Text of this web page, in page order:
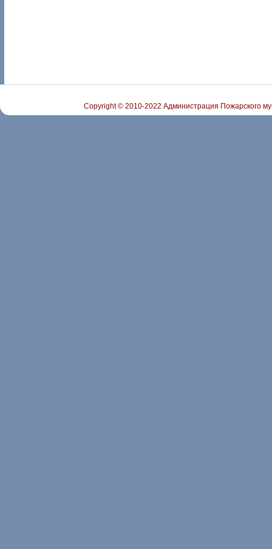
Copyright © 2010-2022 Администрация Пожарского